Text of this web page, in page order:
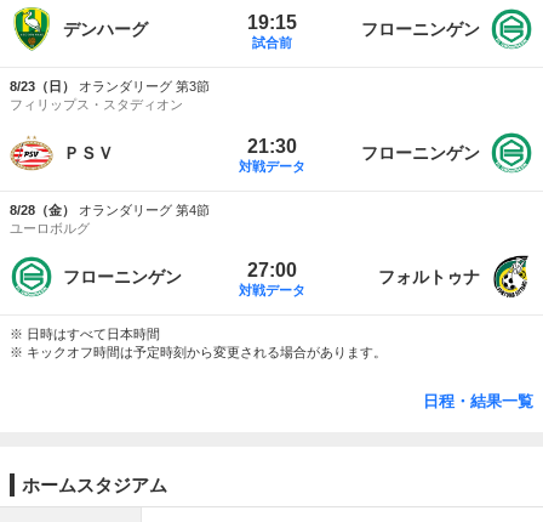
デンハーグ 19:15
試合前
フローニンゲン
8/23（日）
オランダリーグ 第3節
フィリップス・スタディオン
ＰＳＶ 21:30
対戦データ
フローニンゲン
8/28（金）
オランダリーグ 第4節
ユーロボルグ
フローニンゲン 27:00
対戦データ
フォルトゥナ
※ 日時はすべて日本時間
※ キックオフ時間は予定時刻から変更される場合があります。
日程・結果一覧
ホームスタジアム